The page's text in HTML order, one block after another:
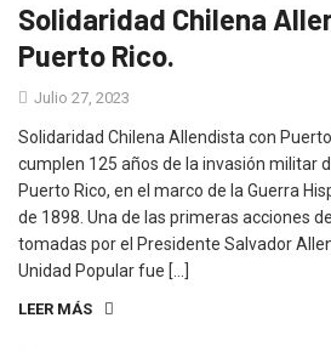
Solidaridad Chilena
Puerto Rico.
Julio 27, 2023
Solidaridad Chilena Allendista con
cumplen 125 años de la invasión militar
Puerto Rico, en el marco de la Guerra
de 1898. Una de las primeras acciones
tomadas por el Presidente Salvador
Unidad Popular fue […]
LEER MÁS